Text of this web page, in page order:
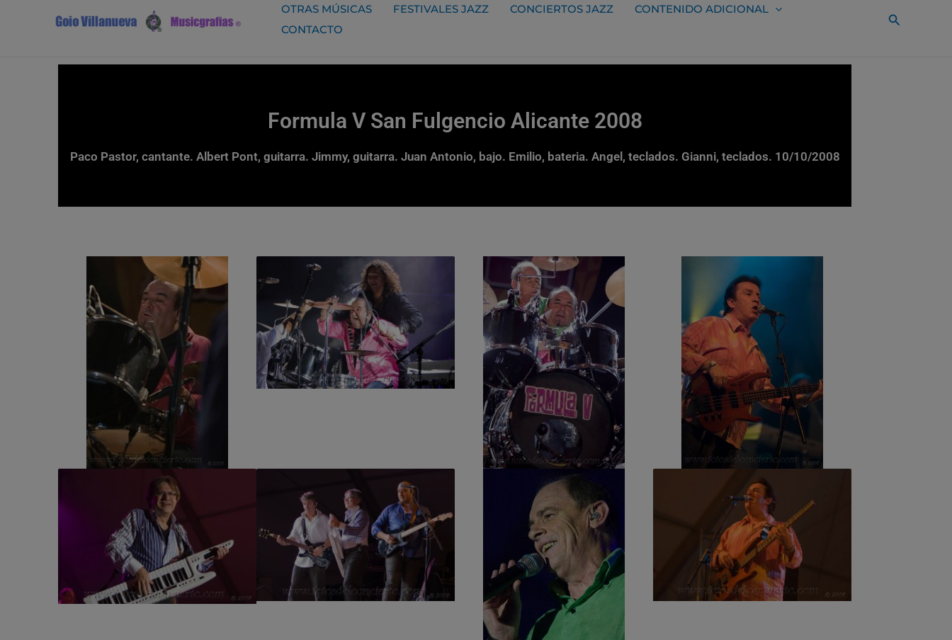
OTRAS MÚSICAS FESTIVALES JAZZ CONCIERTOS JAZZ
CONTENIDO ADICIONAL
CONTACTO
Buscar
Formula V San Fulgencio Alicante 2008
Paco Pastor, cantante. Albert Pont, guitarra. Jimmy, guitarra. Juan Antonio, bajo. Emilio, bateria. Angel, teclados. Gianni, teclados. 10/10/2008